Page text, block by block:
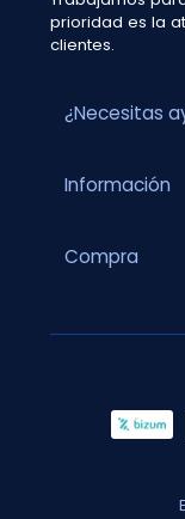
prioridad es la
clientes.
¿Necesitas
Información
Compra